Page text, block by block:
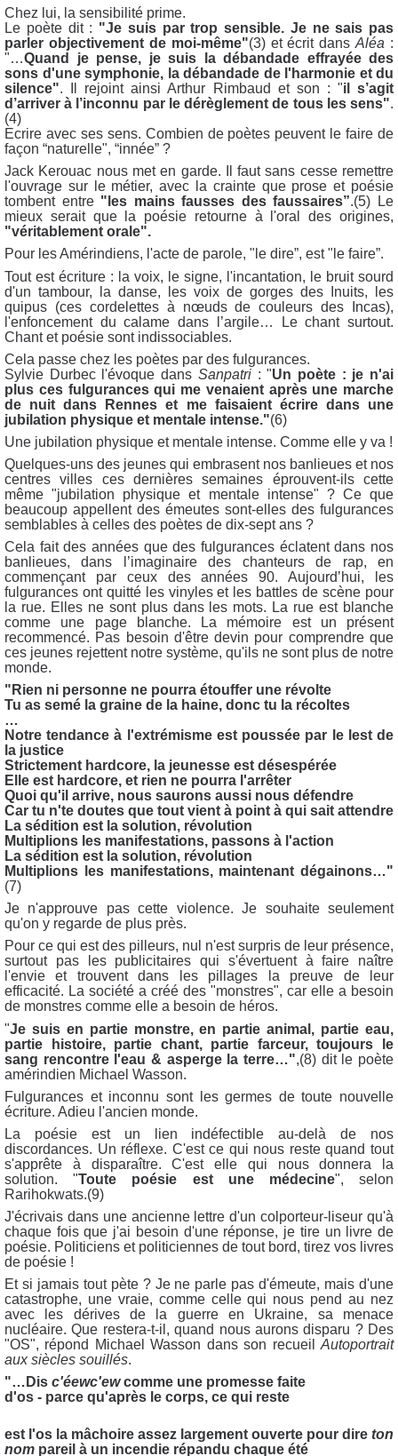
Chez lui, la sensibilité prime.
Le poète dit : "Je suis par trop sensible. Je ne sais pas
parler objectivement de moi-même"(3) et écrit dansAléa :
"…Quand je pense, je suis la débandade effrayée des
sons d'une symphonie, la débandade de l'harmonie et du
silence". Il rejoint ainsi Arthur Rimbaud et son : "il s’agit
d’arriver à l’inconnu par le dérèglement de tous les sens".
(4)
Ecrire avec ses sens. Combien de poètes peuvent le faire de
façon “naturelle", “innée” ?
Jack Kerouac nous met en garde. Il faut sans cesse remettre
l'ouvrage sur le métier, avec la crainte que prose et poésie
tombent entre "les mains fausses des faussaires”.(5) Le
mieux serait que la poésie retourne à l'oral des origines,
"véritablement orale".
Pour les Amérindiens, l'acte de parole, "le dire”, est "le faire”.
Tout est écriture : la voix, le signe, l'incantation, le bruit sourd
d'un tambour, la danse, les voix de gorges des Inuits, les
quipus (ces cordelettes à nœuds de couleurs des Incas),
l'enfoncement du calame dans l’argile… Le chant surtout.
Chant et poésie sont indissociables.
Cela passe chez les poètes par des fulgurances.
Sylvie Durbec l'évoque dans Sanpatri: "Un poète : je n'ai
plus ces fulgurances qui me venaient après une marche
de nuit dans Rennes et me faisaient écrire dans une
jubilation physique et mentale intense."(6)
Une jubilation physique et mentale intense. Comme elle y va !
Quelques-uns des jeunes qui embrasent nos banlieues et nos
centres villes ces dernières semaines éprouvent-ils cette
même "jubilation physique et mentale intense" ? Ce que
beaucoup appellent des émeutes sont-elles des fulgurances
semblables à celles des poètes de dix-sept ans ?
Cela fait des années que des fulgurances éclatent dans nos
banlieues, dans l’imaginaire des chanteurs de rap, en
commençant par ceux des années 90. Aujourd’hui, les
fulgurances ont quitté les vinyles et les battles de scène pour
la rue. Elles ne sont plus dans les mots. La rue est blanche
comme une page blanche. La mémoire est un présent
recommencé. Pas besoin d'être devin pour comprendre que
ces jeunes rejettent notre système, qu'ils ne sont plus de notre
monde.
"Rien ni personne ne pourra étouffer une révolte
Tu as semé la graine de la haine, donc tu la récoltes
…
Notre tendance à l'extrémisme est poussée par le lest de
la justice
Strictement hardcore, la jeunesse est désespérée
Elle est hardcore, et rien ne pourra l'arrêter
Quoi qu'il arrive, nous saurons aussi nous défendre
Car tu n'te doutes que tout vient à point à qui sait attendre
La sédition est la solution, révolution
Multiplions les manifestations, passons à l'action
La sédition est la solution, révolution
Multiplions les manifestations, maintenant dégainons…"
(7)
Je n'approuve pas cette violence. Je souhaite seulement
qu'on y regarde de plus près.
Pour ce qui est des pilleurs, nul n'est surpris de leur présence,
surtout pas les publicitaires qui s'évertuent à faire naître
l'envie et trouvent dans les pillages la preuve de leur
efficacité. La société a créé des "monstres", car elle a besoin
de monstres comme elle a besoin de héros.
"Je suis en partie monstre, en partie animal, partie eau,
partie histoire, partie chant, partie farceur, toujours le
sang rencontre l'eau & asperge la terre…",(8) dit le poète
amérindien Michael Wasson.
Fulgurances et inconnu sont les germes de toute nouvelle
écriture. Adieu l'ancien monde.
La poésie est un lien indéfectible au-delà de nos
discordances. Un réflexe. C'est ce qui nous reste quand tout
s'apprête à disparaître. C'est elle qui nous donnera la
solution. "Toute poésie est une médecine", selon
Rarihokwats.(9)
J'écrivais dans une ancienne lettre d'un colporteur-liseur qu'à
chaque fois que j'ai besoin d'une réponse, je tire un livre de
poésie. Politiciens et politiciennes de tout bord, tirez vos livres
de poésie !
Et si jamais tout pète ? Je ne parle pas d'émeute, mais d'une
catastrophe, une vraie, comme celle qui nous pend au nez
avec les dérives de la guerre en Ukraine, sa menace
nucléaire. Que restera-t-il, quand nous aurons disparu ? Des
"OS", répond Michael Wasson dans son recueil Autoportrait
aux siècles souillés.
"…Dis c'éewc'ewcomme une promesse faite
d'os - parce qu'après le corps, ce qui reste
est l'os la mâchoire assez largement ouverte pour dire ton
nom pareil à un incendie répandu chaque été